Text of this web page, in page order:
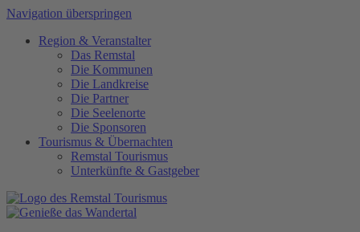
Navigation überspringen
Region & Veranstalter
Das Remstal
Die Kommunen
Die Landkreise
Die Partner
Die Seelenorte
Die Sponsoren
Tourismus & Übernachten
Remstal Tourismus
Unterkünfte & Gastgeber